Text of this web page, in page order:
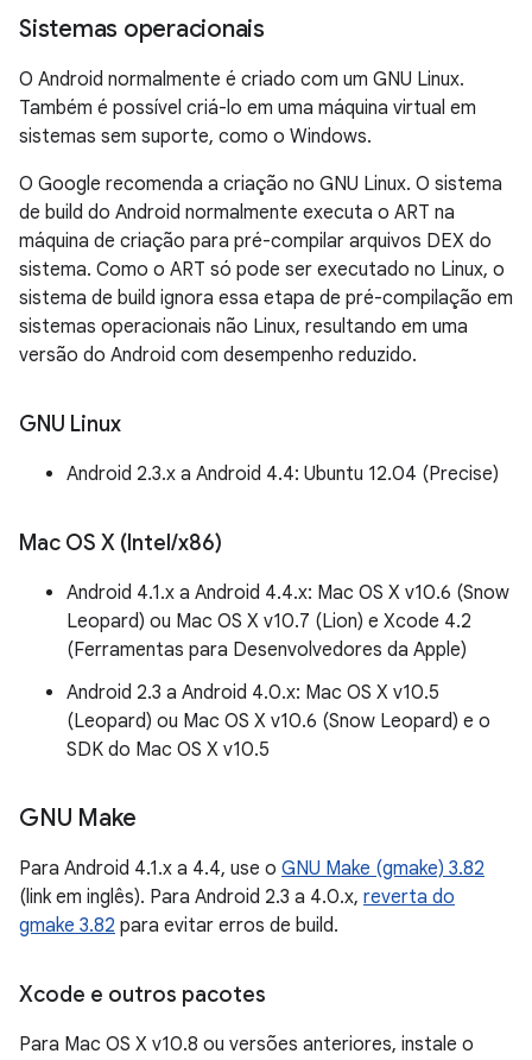
Sistemas operacionais
O Android normalmente é criado com um GNU Linux.
Também é possível criá-lo em uma máquina virtual em
sistemas sem suporte, como o Windows.
O Google recomenda a criação no GNU Linux. O sistema
de build do Android normalmente executa o ART na
máquina de criação para pré-compilar arquivos DEX do
sistema. Como o ART só pode ser executado no Linux, o
sistema de build ignora essa etapa de pré-compilação em
sistemas operacionais não Linux, resultando em uma
versão do Android com desempenho reduzido.
GNU Linux
Android 2.3.x a Android 4.4: Ubuntu 12.04 (Precise)
Mac OS X (Intel /x86)
Android 4.1.x a Android 4.4.x: Mac OS X v10.6 (Snow
Leopard) ou Mac OS X v10.7 (Lion) e Xcode 4.2
(Ferramentas para Desenvolvedores da Apple)
Android 2.3 a Android 4.0.x: Mac OS X v10.5
(Leopard) ou Mac OS X v10.6 (Snow Leopard) e o
SDK do Mac OS X v10.5
GNU Make
Para Android 4.1.x a 4.4, use o GNU Make (gmake) 3.82
(link em inglês). Para Android 2.3 a 4.0.x, reverta do
gmake 3.82 para evitar erros de build.
Xcode e outros pacotes
Para Mac OS X v10.8 ou versões anteriores, instale o